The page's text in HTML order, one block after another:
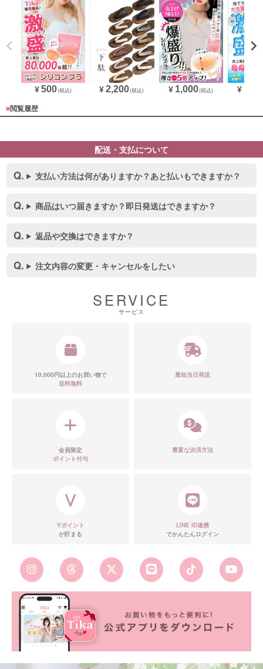
¥500(税込) ¥ 2,200(税込) ¥ 1,000(税込) ¥
■閲覧履歴
配送・支払について
支払い方法は何がありますか？あと払いもできますか？
商品はいつ届きますか？即日発送はできますか？
返品や交換はできますか？
注文内容の変更・キャンセルをしたい
SERVICE
サービス
10,000円以上のお買い物で
送料無料
最短当日発送
会員限定
ポイント付与
豊富な決済方法
Vポイント
が貯まる
LINE ID連携
でかんたんログイン